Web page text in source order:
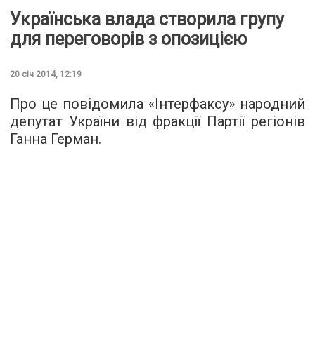
Українська влада створила групу
для переговорів з опозицією
20 січ 2014, 12:19
Про це повідомила «Інтерфаксу» народний
депутат України від фракції Партії регіонів
Ганна Герман.